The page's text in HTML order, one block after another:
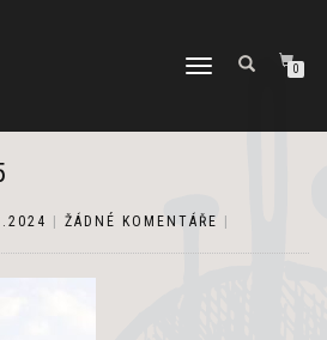
PŘEPNOUT
0
ŽÁDNÉ KOMENTÁŘE